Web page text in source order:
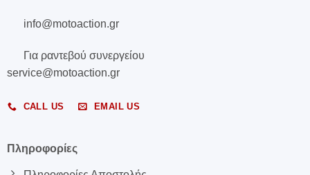
info@motoaction.gr
Για ραντεβού συνεργείου
service@motoaction.gr
CALL US EMAIL US
Πληροφορίες